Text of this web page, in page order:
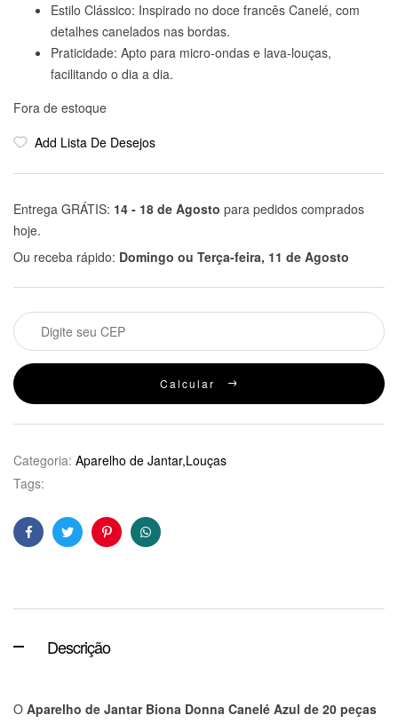
Estilo Clássico: Inspirado no doce francês Canelé, com
detalhes canelados nas bordas.
Praticidade: Apto para micro-ondas e lava-louças,
facilitando o dia a dia.
Fora de estoque
Add Lista De Desejos
Entrega GRÁTIS: 14 - 18 de Agosto para pedidos comprados
hoje.
Ou receba rápido: Domingo ou Terça-feira, 11 de Agosto
Calcular
Categoria: Aparelho de Jantar,Louças
Tags:
FacebookTwitterPinterestWhatsApp
Descrição
O Aparelho de Jantar Biona Donna Canelé Azul de 20 peças